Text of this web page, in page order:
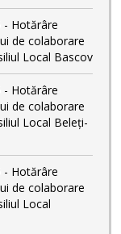
- Hotărâre
de colaborare
Local Bascov
- Hotărâre
de colaborare
Local Beleți-
- Hotărâre
de colaborare
Local